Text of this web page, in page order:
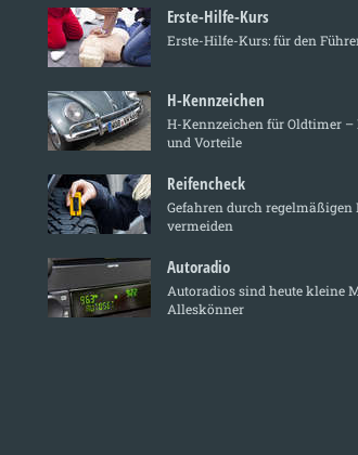
Erste-Hilfe-Kurs
Erste-Hilfe-Kurs: für den
H-Kennzeichen
H-Kennzeichen für Oldtimer –
und Vorteile
Reifencheck
Gefahren durch regelmäßigen
vermeiden
Autoradio
Autoradios sind heute kleine
Alleskönner